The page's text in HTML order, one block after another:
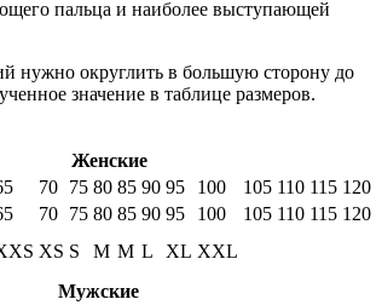
пальца и наиболее выступающей
нужно округлить в большую сторону до
значение в таблице размеров.
Женские
70 75 80 85 90 95 100 105 110 115 120
70 75 80 85 90 95 100 105 110 115 120
XS S M M L XL XXL
Мужские